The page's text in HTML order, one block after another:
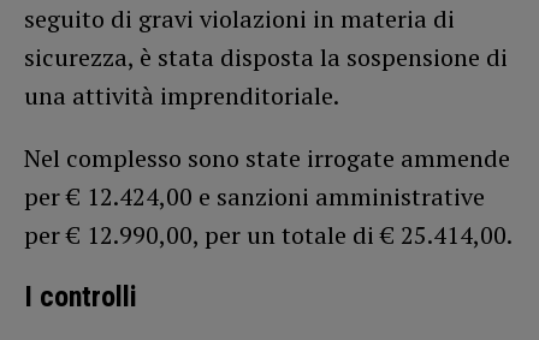
seguito di gravi violazioni in materia di
sicurezza, è stata disposta la sospensione di
una attività imprenditoriale.
Nel complesso sono state irrogate ammende
per € 12.424,00 e sanzioni amministrative
per € 12.990,00, per un totale di € 25.414,00.
I controlli